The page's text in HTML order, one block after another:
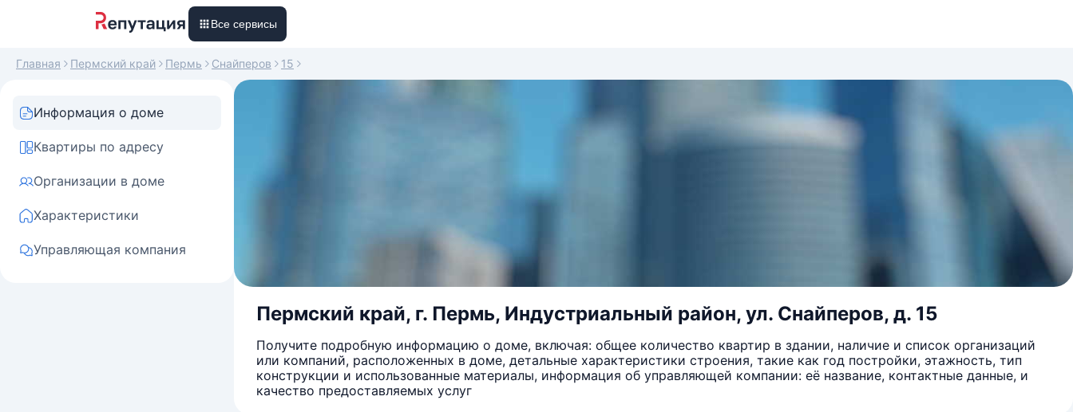
Все сервисы
Главная Пермский край Пермь Снайперов 15
Информация о доме
Квартиры по адресу
Организации в доме
Характеристики
Управляющая компания
Пермский край, г. Пермь, Индустриальный район, ул. Снайперов, д. 15
Получите подробную информацию о доме, включая: общее количество квартир в здании, наличие и список организаций
или компаний, расположенных в доме, детальные характеристики строения, такие как год постройки, этажность, тип
конструкции и использованные материалы, информация об управляющей компании: её название, контактные данные, и
качество предоставляемых услуг